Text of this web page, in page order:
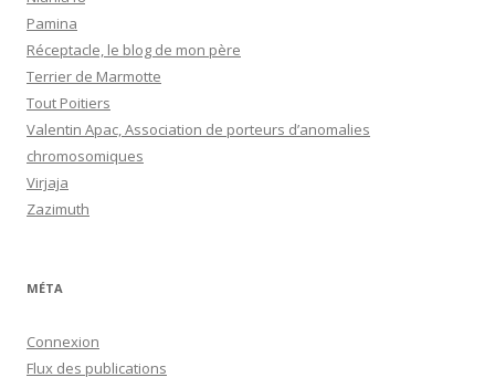
Pamina
Réceptacle, le blog de mon père
Terrier de Marmotte
Tout Poitiers
Valentin Apac, Association de porteurs d’anomalies
chromosomiques
Virjaja
Zazimuth
MÉTA
Connexion
Flux des publications